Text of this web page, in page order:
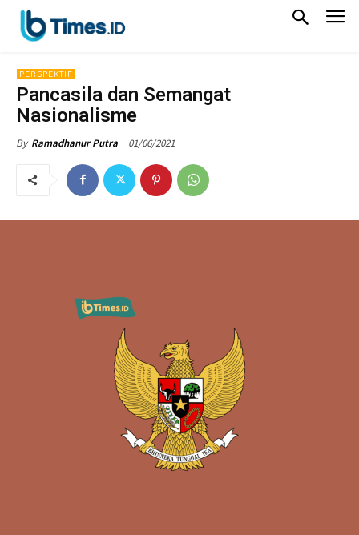
PERSPEKTIF
Pancasila dan Semangat
Nasionalisme
By Ramadhanur Putra 01/06/2021